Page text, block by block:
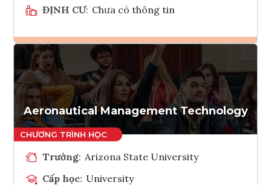
ĐỊNH CƯ: Chưa có thông tin
Ghi danh
Tham vấn Interlink
Aeronautical Management Technology
Trường: Arizona State University
Cấp học: University